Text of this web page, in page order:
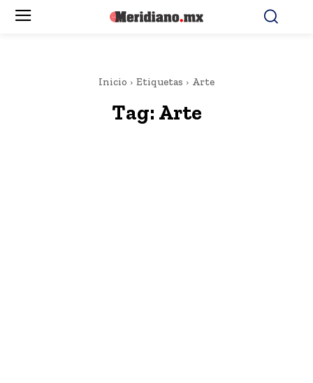
Inicio Etiquetas Arte
Tag: Arte